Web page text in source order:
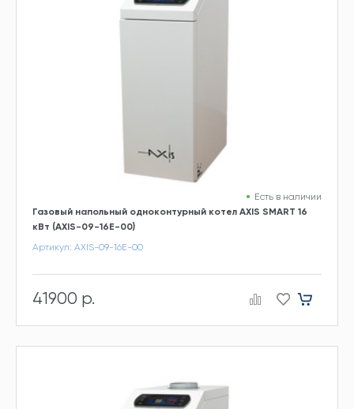
Есть в наличии
Газовый напольный одноконтурный котел AXIS SMART 16
кВт (AXIS-09-16E-00)
Артикул: AXIS-09-16E-00
41900 р.